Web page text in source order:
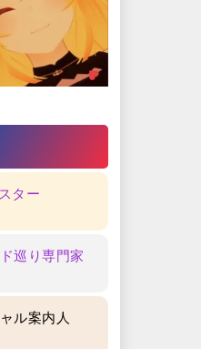
ター
巡り専門家
ル案内人